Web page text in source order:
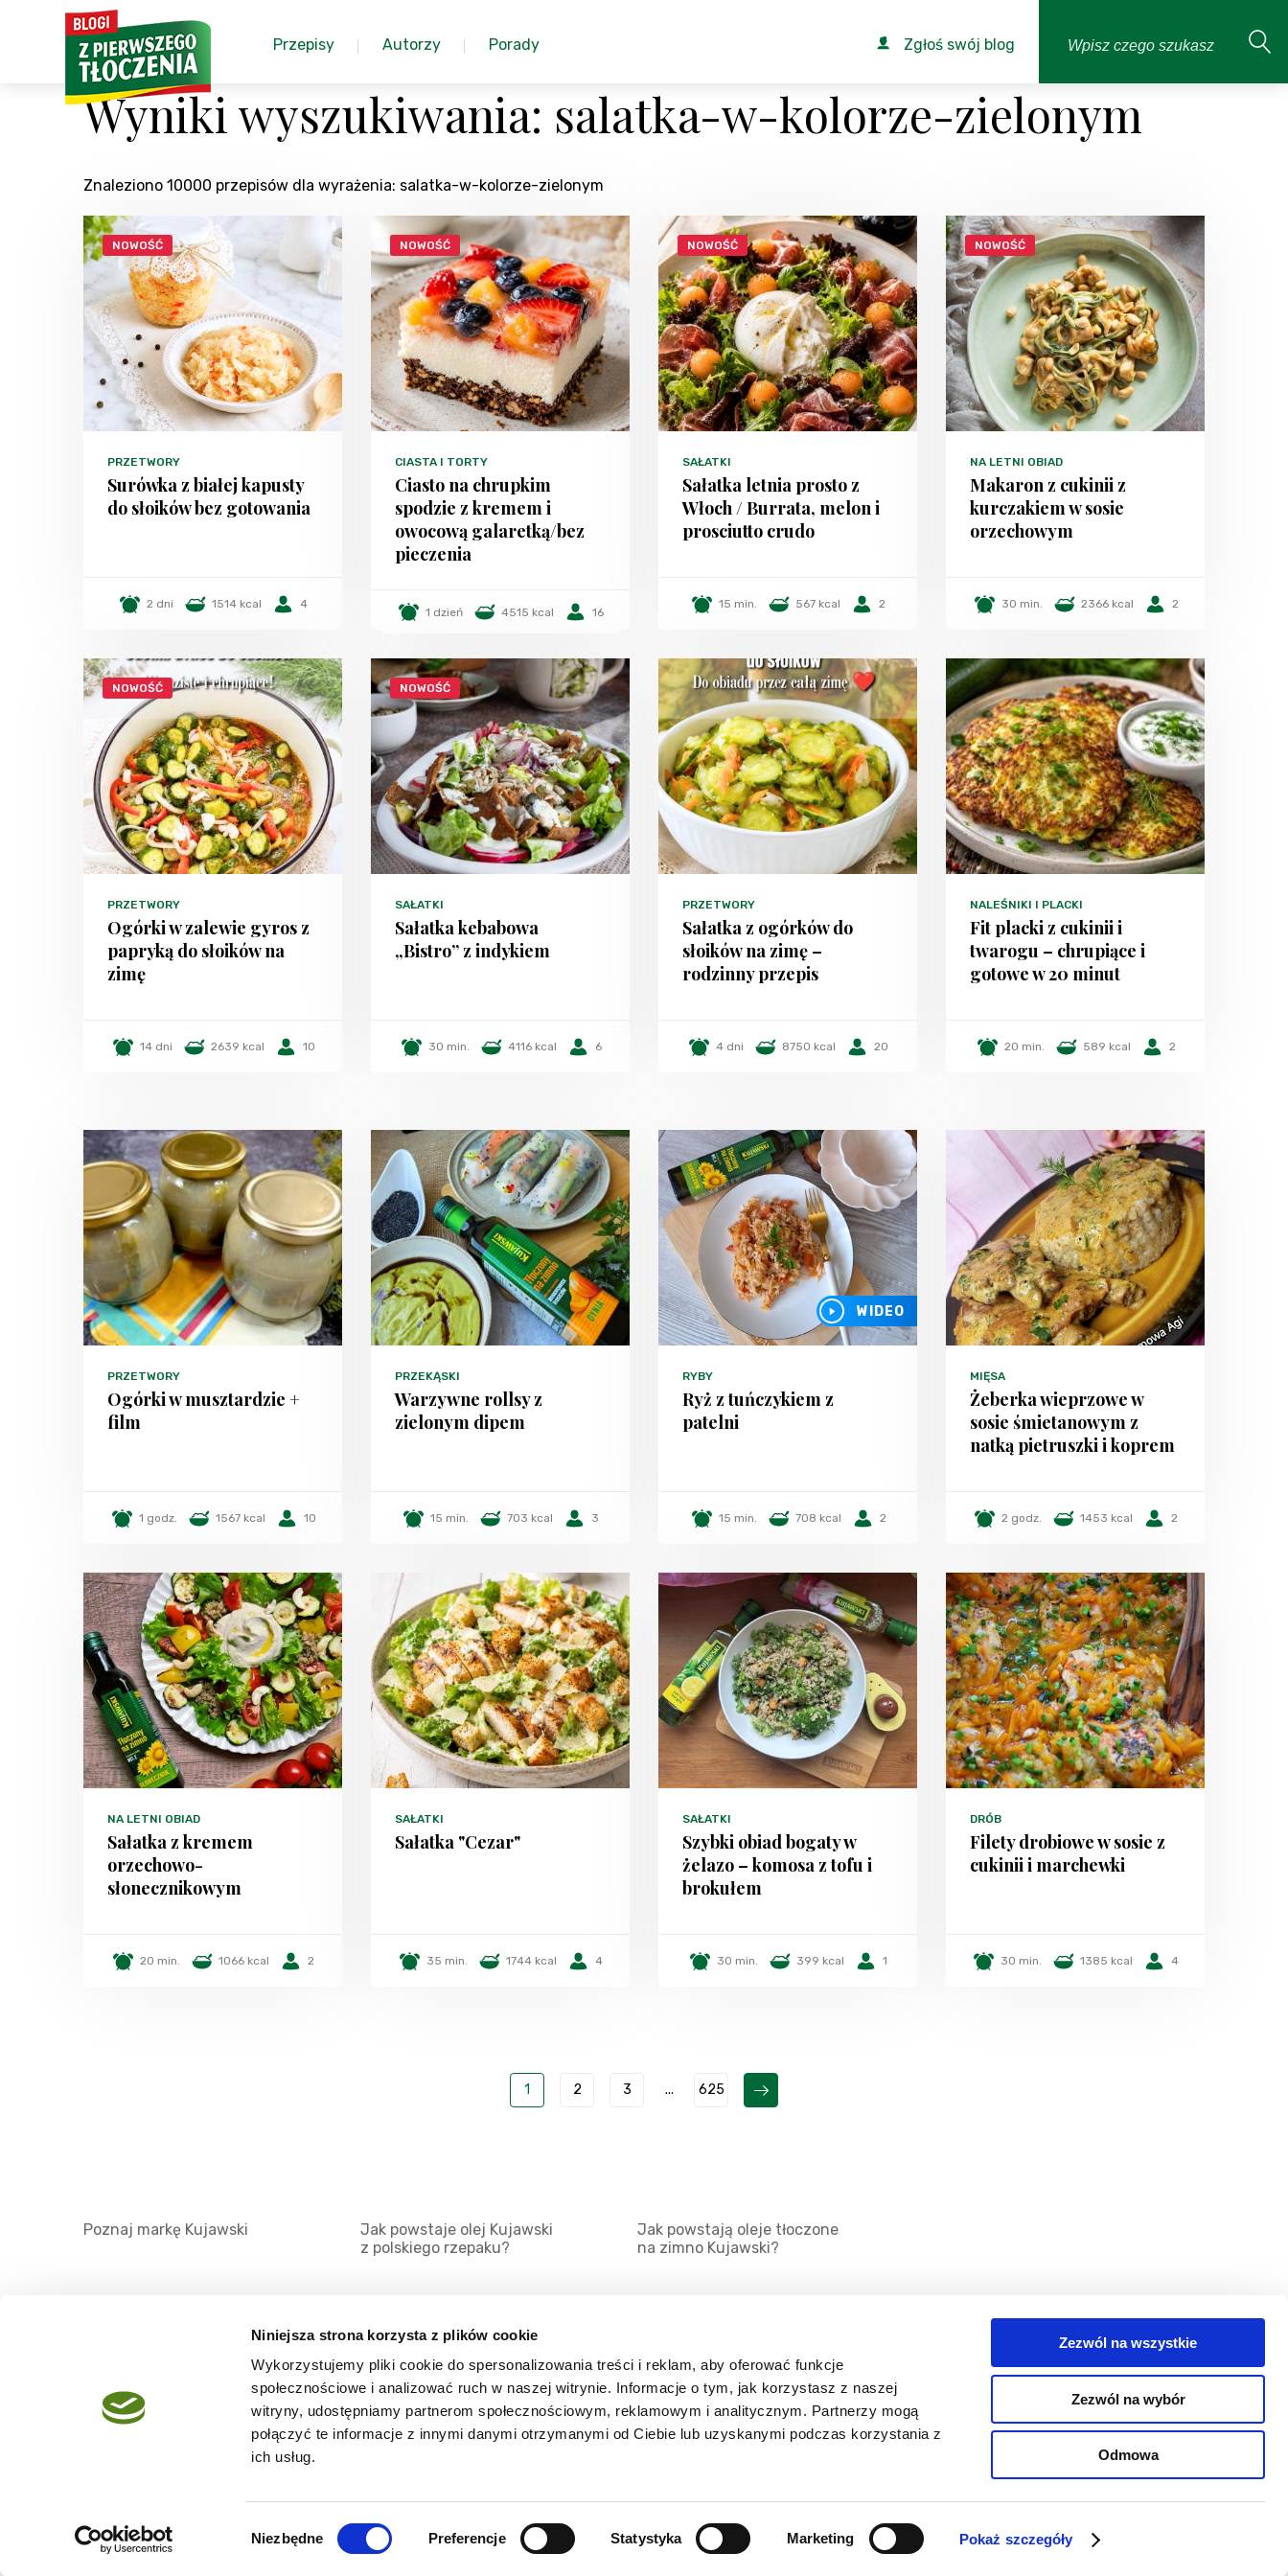
Niniejsza strona korzysta z plików cookie
Wykorzystujemy pliki cookie do spersonalizowania treści i reklam, aby oferować funkcje
społecznościowe i analizować ruch w naszej witrynie. Informacje o tym, jak korzystasz z naszej
witryny, udostępniamy partnerom społecznościowym, reklamowym i analitycznym. Partnerzy mogą
połączyć te informacje z innymi danymi otrzymanymi od Ciebie lub uzyskanymi podczas korzystania z
ich usług.
Niezbędne Preferencje Statystyka Marketing Pokaż szczegóły
Zezwól na wszystkie
Zezwól na wybór
Odmowa
Przepisy Autorzy Porady Zgłoś swój blog
Wyniki wyszukiwania: salatka-w-kolorze-zielonym
Znaleziono 10000 przepisów dla wyrażenia: salatka-w-kolorze-zielonym
NOWOŚĆ
PRZETWORY
Surówka z białej kapusty
do słoików bez gotowania
2 dni 1514 kcal 4
NOWOŚĆ
CIASTA I TORTY
Ciasto na chrupkim
spodzie z kremem i
owocową galaretką/bez
pieczenia
1 dzień 4515 kcal 16
NOWOŚĆ
SAŁATKI
Sałatka letnia prosto z
Włoch / Burrata, melon i
prosciutto crudo
15 min. 567 kcal 2
NOWOŚĆ
NA LETNI OBIAD
Makaron z cukinii z
kurczakiem w sosie
orzechowym
30 min. 2366 kcal 2
NOWOŚĆ
PRZETWORY
Ogórki w zalewie gyros z
papryką do słoików na
zimę
14 dni 2639 kcal 10
NOWOŚĆ
SAŁATKI
Sałatka kebabowa
„Bistro” z indykiem
30 min. 4116 kcal 6
PRZETWORY
Sałatka z ogórków do
słoików na zimę –
rodzinny przepis
4 dni 8750 kcal 20
NALEŚNIKI I PLACKI
Fit placki z cukinii i
twarogu – chrupiące i
gotowe w 20 minut
20 min. 589 kcal 2
PRZETWORY
Ogórki w musztardzie +
film
1 godz. 1567 kcal 10
PRZEKĄSKI
Warzywne rollsy z
zielonym dipem
15 min. 703 kcal 3
WIDEO
RYBY
Ryż z tuńczykiem z
patelni
15 min. 708 kcal 2
MIĘSA
Żeberka wieprzowe w
sosie śmietanowym z
natką pietruszki i koprem
2 godz. 1453 kcal 2
NA LETNI OBIAD
Sałatka z kremem
orzechowo-
słonecznikowym
20 min. 1066 kcal 2
SAŁATKI
Sałatka "Cezar"
35 min. 1744 kcal 4
SAŁATKI
Szybki obiad bogaty w
żelazo – komosa z tofu i
brokułem
30 min. 399 kcal 1
DRÓB
Filety drobiowe w sosie z
cukinii i marchewki
30 min. 1385 kcal 4
1 2 3 ... 625
Poznaj markę Kujawski
Jak powstaje olej Kujawski
z polskiego rzepaku?
Jak powstają oleje tłoczone
na zimno Kujawski?
Regulamin
Mapa serwisu
Kanały RSS
Porady
Kategorie
Kontakt
Zaloguj się
Copyright @2026 zpierwszegotloczenia.pl